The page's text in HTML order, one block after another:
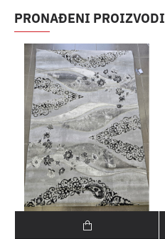
PRONAĐENI PROIZVODI